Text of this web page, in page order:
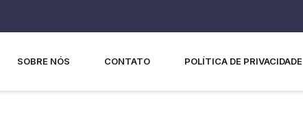
SOBRE NÓS CONTATO POLÍTICA DE PRIVACIDADE